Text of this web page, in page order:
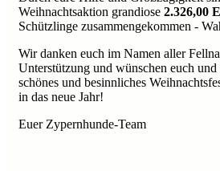
Weihnachtsaktion grandiose 2.326,00
Schützlinge zusammengekommen -
Wir danken euch im Namen aller
Unterstützung und wünschen euch
schönes und besinnliches
in das neue Jahr!
Euer Zypernhunde-Team